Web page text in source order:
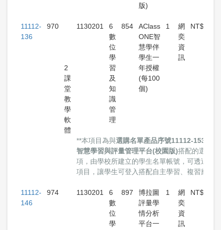
版)
11112-
136
970
2
課
堂
教
學
軟
體
1130201
6
數
位
學
習
及
知
識
管
理
854
AClass
ONE智
慧學伴
學生一
年授權
(每100
個)
1
網
奕
資
訊
**本項目為與選購名單產品序號11112-153醍摩
智慧學習與評量管理平台(校園版)搭配的選購品
項，由學校所建立的學生名單帳號，可透過此
項目，讓學生可登入搭配自主學習、複習應用。
11112-
146
974 1130201
6
數
位
學
897
博拉圖
評量學
情分析
平台一
1
網
奕
資
訊